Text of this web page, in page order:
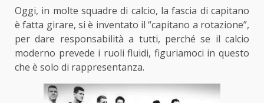
Oggi, in molte squadre di calcio, la fascia di capitano
è fatta girare, si è inventato il “capitano a rotazione”,
per dare responsabilità a tutti, perché se il calcio
moderno prevede i ruoli fluidi, figuriamoci in questo
che è solo di rappresentanza.